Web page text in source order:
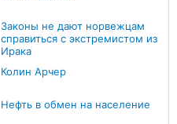
Законы не дают норвежцам
справиться с экстремистом из
Ирака
Колин Арчер
Нефть в обмен на население